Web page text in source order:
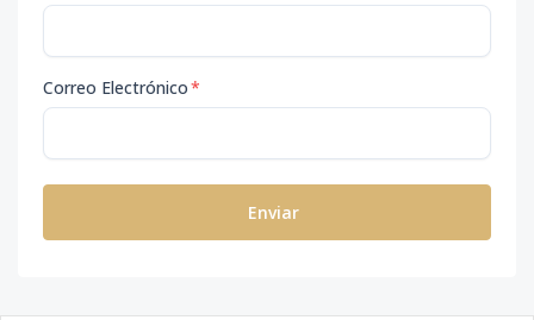
Correo Electrónico*
Enviar